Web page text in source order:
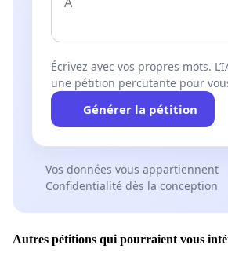
Écrivez avec vos propres mots.
une pétition percutante pour
Générer la pétition
Vos données vous appartiennent
Confidentialité dès la conception
Autres pétitions qui pourraient vous